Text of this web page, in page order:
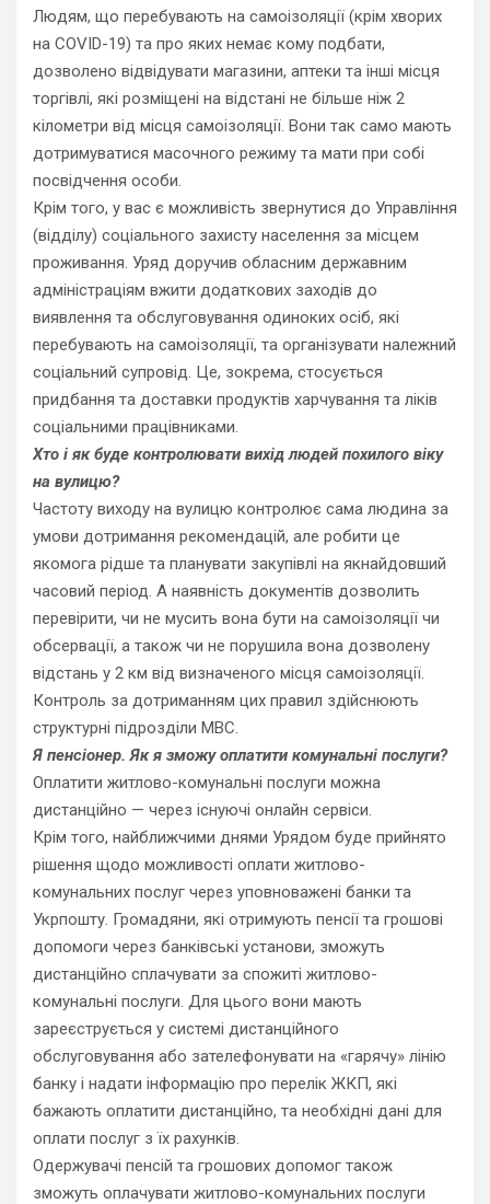
Людям, що перебувають на самоізоляції (крім хворих
на COVID-19) та про яких немає кому подбати,
дозволено відвідувати магазини, аптеки та інші місця
торгівлі, які розміщені на відстані не більше ніж 2
кілометри від місця самоізоляції. Вони так само мають
дотримуватися масочного режиму та мати при собі
посвідчення особи.
Крім того, у вас є можливість звернутися до Управління
(відділу) соціального захисту населення за місцем
проживання. Уряд доручив обласним державним
адміністраціям вжити додаткових заходів до
виявлення та обслуговування одиноких осіб, які
перебувають на самоізоляції, та організувати належний
соціальний супровід. Це, зокрема, стосується
придбання та доставки продуктів харчування та ліків
соціальними працівниками.
Хто і як буде контролювати вихід людей похилого віку
на вулицю?
Частоту виходу на вулицю контролює сама людина за
умови дотримання рекомендацій, але робити це
якомога рідше та планувати закупівлі на якнайдовший
часовий період. А наявність документів дозволить
перевірити, чи не мусить вона бути на самоізоляції чи
обсервації, а також чи не порушила вона дозволену
відстань у 2 км від визначеного місця самоізоляції.
Контроль за дотриманням цих правил здійснюють
структурні підрозділи МВС.
Я пенсіонер. Як я зможу оплатити комунальні послуги?
Оплатити житлово-комунальні послуги можна
дистанційно — через існуючі онлайн сервіси.
Крім того, найближчими днями Урядом буде прийнято
рішення щодо можливості оплати житлово-
комунальних послуг через уповноважені банки та
Укрпошту. Громадяни, які отримують пенсії та грошові
допомоги через банківські установи, зможуть
дистанційно сплачувати за спожиті житлово-
комунальні послуги. Для цього вони мають
зареєструється у системі дистанційного
обслуговування або зателефонувати на «гарячу» лінію
банку і надати інформацію про перелік ЖКП, які
бажають оплатити дистанційно, та необхідні дані для
оплати послуг з їх рахунків.
Одержувачі пенсій та грошових допомог також
зможуть оплачувати житлово-комунальних послуги